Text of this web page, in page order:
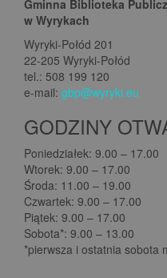
Gminna Biblioteka
w Wyrykach
Wyryki-Połód 201
22-205 Wyryki-Połód
tel.: 508 199 120
e-mail: gbp@wyryki.eu
GODZINY
Poniedziałek: 9.00 – 17.00
Wtorek: 9.00 – 17.00
Środa: 11.00 – 19.00
Czwartek: 9.00 – 17.00
Piątek: 9.00 – 17.00
Sobota*: 9.00 – 13.00
*pierwsza i ostatnia sobota